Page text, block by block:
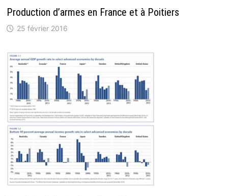
Production d’armes en France et à Poitiers
25 février 2016